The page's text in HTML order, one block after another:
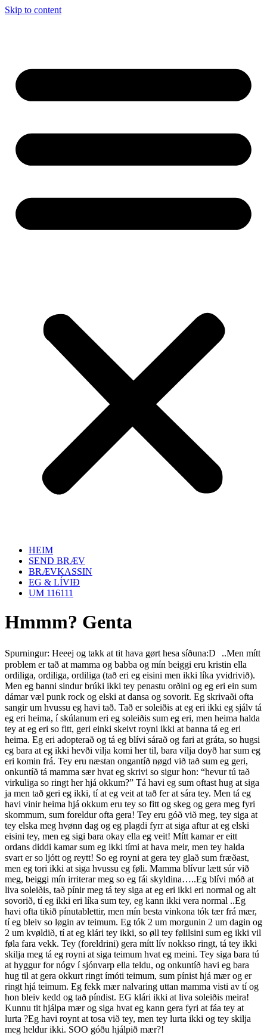
Skip to content
HEIM
SEND BRÆV
BRÆVKASSIN
EG & LÍVIÐ
UM 116111
Hmmm? Genta
Spurningur: Heeej og takk at tit hava gørt hesa síðuna:D ..Men mítt
problem er tað at mamma og babba og mín beiggi eru kristin ella
ordiliga, ordiliga, ordiliga (tað eri eg eisini men ikki líka yvidrivið).
Men eg banni sindur brúki ikki tey penastu orðini og eg eri ein sum
dámar væl punk rock og elski at dansa og sovorit. Eg skrivaði ofta
sangir um hvussu eg havi tað. Tað er soleiðis at eg eri ikki eg sjálv tá
eg eri heima, í skúlanum eri eg soleiðis sum eg eri, men heima halda
tey at eg eri so fitt, geri einki skeivt royni ikki at banna tá eg eri
heima. Eg eri adopterað og tá eg blívi sárað og fari at gráta, so hugsi
eg bara at eg ikki hevði vilja komi her til, bara vilja doyð har sum eg
eri komin frá. Tey eru næstan ongantíð nøgd við tað sum eg geri,
onkuntíð tá mamma sær hvat eg skrivi so sigur hon: “hevur tú tað
virkuliga so ringt her hjá okkum?” Tá havi eg sum oftast hug at siga
ja men tað geri eg ikki, tí at eg veit at tað fer at sára tey. Men tá eg
havi vinir heima hjá okkum eru tey so fitt og skeg og gera meg fyri
skommum, sum foreldur ofta gera! Tey eru góð við meg, tey siga at
tey elska meg hvønn dag og eg plagdi fyrr at siga aftur at eg elski
eisini tey, men eg sigi bara okay ella eg veit! Mítt kamar er eitt
ordans diddi kamar sum eg ikki tími at hava meir, men tey halda
svart er so ljótt og reytt! So eg royni at gera tey glað sum fræðast,
men eg tori ikki at siga hvussu eg føli. Mamma blívur lætt súr við
meg, beiggi mín irriterar meg so eg fái skyldina…..Eg blívi móð at
liva soleiðis, tað pínir meg tá tey siga at eg eri ikki eri normal og alt
sovorið, tí eg ikki eri líka sum tey, eg kann ikki vera normal ..Eg
havi ofta tikið pínutablettir, men mín besta vinkona tók tær frá mær,
tí eg bleiv so løgin av teimum. Eg tók 2 um morgunin 2 um dagin og
2 um kvøldið, tí at eg klári tey ikki, so øll tey følilsini sum eg ikki vil
føla fara vekk. Tey (foreldrini) gera mítt lív nokkso ringt, tá tey ikki
skilja meg tá eg royni at siga teimum hvat eg meini. Tey siga bara tú
at hyggur for nógv í sjónvarp ella teldu, og onkuntíð havi eg bara
hug til at gera okkurt ringt ímóti teimum, sum pínist hjá mær og er
ringt hjá teimum. Eg fekk mær nalvaring uttan mamma visti av tí og
hon bleiv kedd og tað píndist. EG klári ikki at liva soleiðis meira!
Kunnu tit hjálpa mær og siga hvat eg kann gera fyri at fáa tey at
lurta ?Eg havi roynt at tosa við tey, men tey lurta ikki og tey skilja
meg heldur ikki. SOO góðu hjálpið mær?!